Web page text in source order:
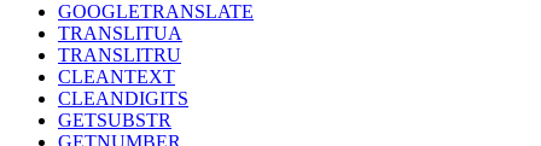
GOOGLETRANSLATE
TRANSLITUA
TRANSLITRU
CLEANTEXT
CLEANDIGITS
GETSUBSTR
GETNUMBER